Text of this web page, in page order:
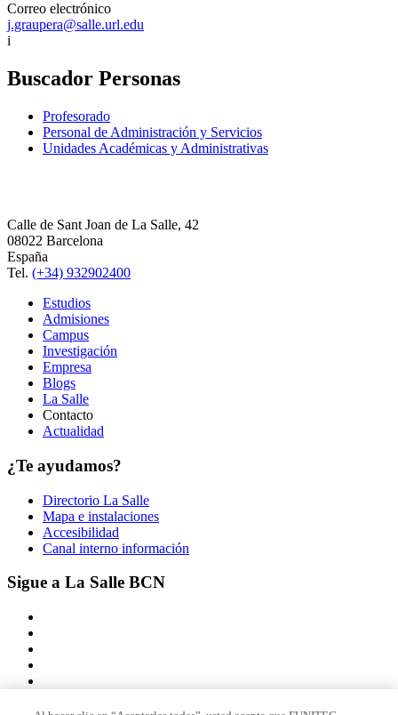
Correo electrónico
j.graupera@salle.url.edu
i
Buscador Personas
Profesorado
Personal de Administración y Servicios
Unidades Académicas y Administrativas
Calle de Sant Joan de La Salle, 42
08022 Barcelona
España
Tel. (+34) 932902400
Estudios
Admisiones
Campus
Investigación
Empresa
Blogs
La Salle
Contacto
Actualidad
¿Te ayudamos?
Directorio La Salle
Mapa e instalaciones
Accesibilidad
Canal interno información
Sigue a La Salle BCN